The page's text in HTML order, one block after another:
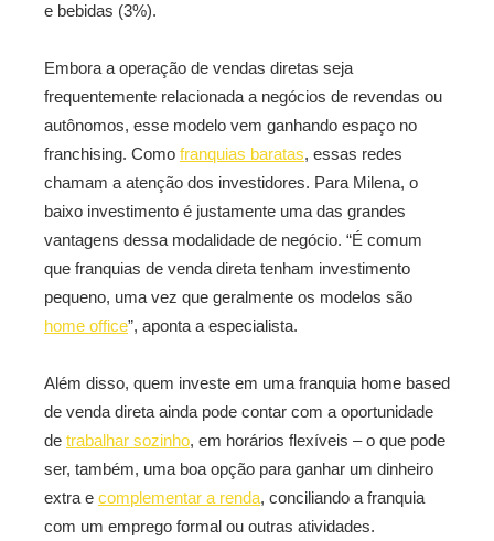
e bebidas (3%).
Embora a operação de vendas diretas seja
frequentemente relacionada a negócios de revendas ou
autônomos, esse modelo vem ganhando espaço no
franchising. Como franquias baratas, essas redes
chamam a atenção dos investidores. Para Milena, o
baixo investimento é justamente uma das grandes
vantagens dessa modalidade de negócio. “É comum
que franquias de venda direta tenham investimento
pequeno, uma vez que geralmente os modelos são
home office”, aponta a especialista.
Além disso, quem investe em uma franquia home based
de venda direta ainda pode contar com a oportunidade
de trabalhar sozinho, em horários flexíveis – o que pode
ser, também, uma boa opção para ganhar um dinheiro
extra e complementar a renda, conciliando a franquia
com um emprego formal ou outras atividades.